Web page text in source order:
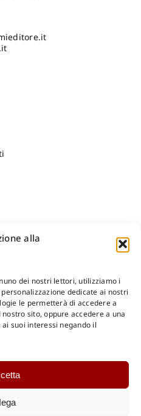
alla
dei nostri lettori, utilizziamo i
dedicate ai nostri
le permetterà di accedere a
sito, oppure accedere a una
suoi interessi negando il
Sicuri e anche Rateali
Catalogo Online
Catalogo Internazionale